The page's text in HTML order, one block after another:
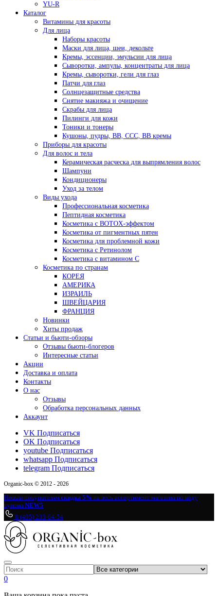
YU-R
Каталог
Витамины для красоты
Для лица
Наборы красоты
Маски для лица, шеи, декольте
Кремы, эссенции, эмульсии для лица
Сыворотки, ампулы, концентраты для лица
Кремы, сыворотки, гели для глаз
Патчи для глаз
Солнцезащитные средства
Снятие макияжа и очищение
Скрабы для лица
Пилинги для кожи
Тоники и тонеры
Кушоны, пудры, ВВ, ССС, ВВ кремы
Приборы для красоты
Для волос и тела
Керамическая расческа для выпрямления волос
Шампуни
Кондиционеры
Уход за телом
Виды ухода
Профессиональная косметика
Пептидная косметика
Косметика с BOTOX-эффектом
Косметика от пигментных пятен
Косметика для проблемной кожи
Косметика с Ретинолом
Косметика с витамином С
Косметика по странам
КОРЕЯ
АМЕРИКА
ИЗРАИЛЬ
ШВЕЙЦАРИЯ
ФРАНЦИЯ
Новинки
Хиты продаж
Статьи и бьюти-обзоры
Отзывы бьюти-блогеров
Интересные статьи
Акции
Доставка и оплата
Контакты
О нас
Отзывы
Обработка персональных данных
Аккаунт
VK Подписаться
OK Подписаться
youtube Подписаться
whatsapp Подписаться
telegram Подписаться
Organic-box © 2012 - 2026
Новым покупателям скидка 5% на весь ассортимент магазина по коду
купона NEW5
8 (495) 233-64-54
0